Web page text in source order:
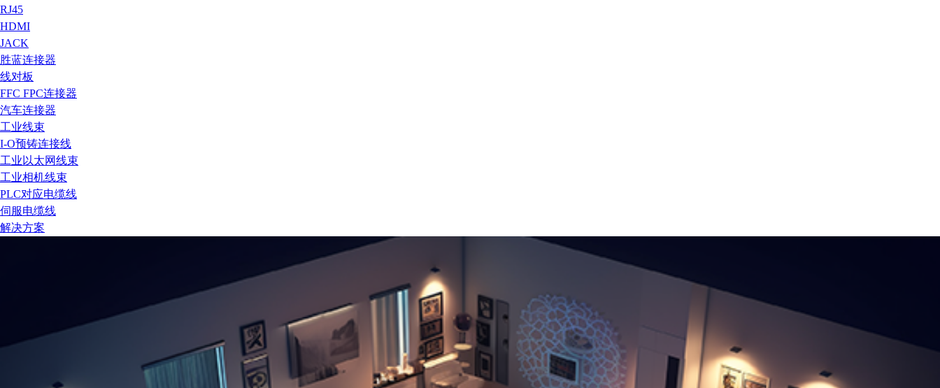
RJ45
HDMI
JACK
胜蓝连接器
线对板
FFC FPC连接器
汽车连接器
工业线束
I-O预铸连接线
工业以太网线束
工业相机线束
PLC对应电缆线
伺服电缆线
解决方案